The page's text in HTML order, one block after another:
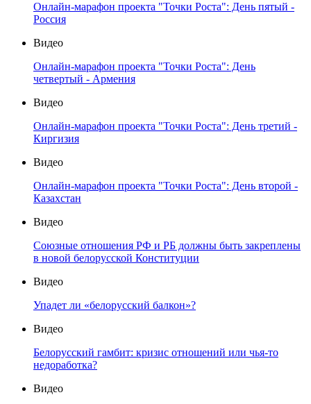
Онлайн-марафон проекта "Точки Роста": День пятый -
Россия
Видео
Онлайн-марафон проекта "Точки Роста": День
четвертый - Армения
Видео
Онлайн-марафон проекта "Точки Роста": День третий -
Киргизия
Видео
Онлайн-марафон проекта "Точки Роста": День второй -
Казахстан
Видео
Союзные отношения РФ и РБ должны быть закреплены
в новой белорусской Конституции
Видео
Упадет ли «белорусский балкон»?
Видео
Белорусский гамбит: кризис отношений или чья-то
недоработка?
Видео